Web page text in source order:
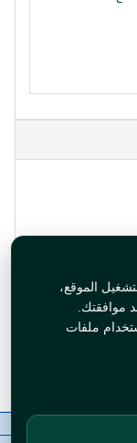
الموقع،
موافقتك.
ملفات